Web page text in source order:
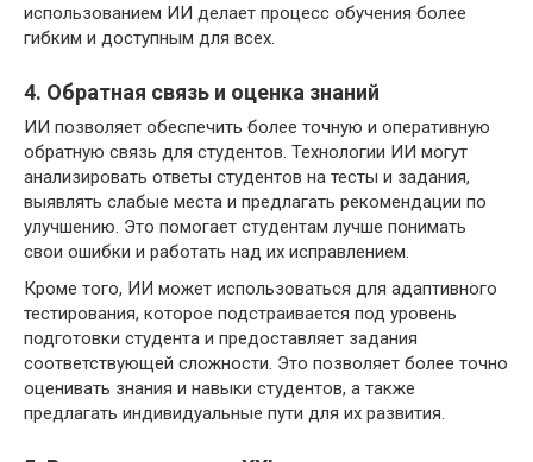
использованием ИИ делает процесс обучения более
гибким и доступным для всех.
4. Обратная связь и оценка знаний
ИИ позволяет обеспечить более точную и оперативную
обратную связь для студентов. Технологии ИИ могут
анализировать ответы студентов на тесты и задания,
выявлять слабые места и предлагать рекомендации по
улучшению. Это помогает студентам лучше понимать
свои ошибки и работать над их исправлением.
Кроме того, ИИ может использоваться для адаптивного
тестирования, которое подстраивается под уровень
подготовки студента и предоставляет задания
соответствующей сложности. Это позволяет более точно
оценивать знания и навыки студентов, а также
предлагать индивидуальные пути для их развития.